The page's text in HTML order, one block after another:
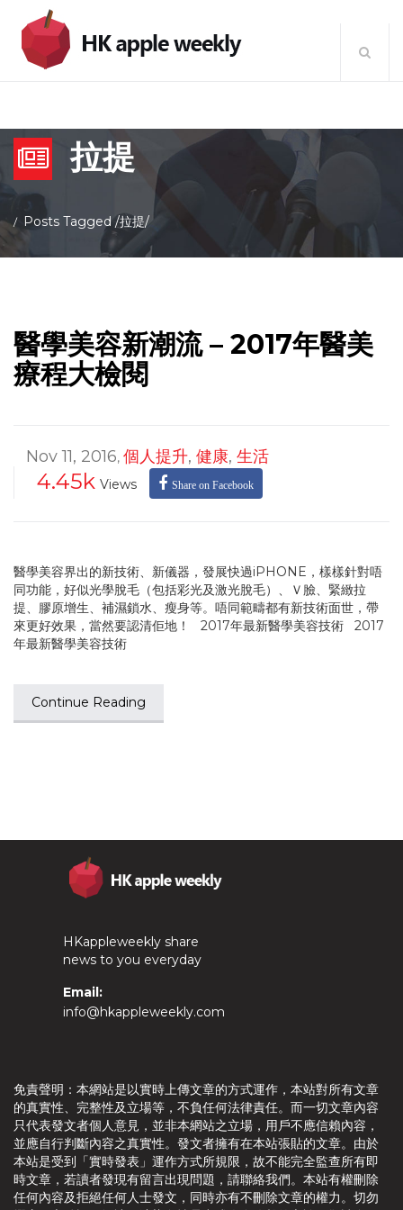
拉提
Posts Tagged/拉提/
醫學美容新潮流 – 2017年醫美
療程大檢閱
Nov 11, 2016, 個人提升, 健康, 生活
4.45k Views Share on Facebook
醫學美容界出的新技術、新儀器，發展快過iPHONE，樣樣針對唔
同功能，好似光學脫毛（包括彩光及激光脫毛）、Ｖ臉、緊緻拉
提、膠原增生、補濕鎖水、瘦身等。唔同範疇都有新技術面世，帶
來更好效果，當然要認清佢地！ 2017年最新醫學美容技術 2017
年最新醫學美容技術
Continue Reading
HKappleweekly share
news to you everyday
Email:
info@hkappleweekly.com
免責聲明：本網站是以實時上傳文章的方式運作，本站對所有文章
的真實性、完整性及立場等，不負任何法律責任。而一切文章內容
只代表發文者個人意見，並非本網站之立場，用戶不應信賴內容，
並應自行判斷內容之真實性。發文者擁有在本站張貼的文章。由於
本站是受到「實時發表」運作方式所規限，故不能完全監查所有即
時文章，若讀者發現有留言出現問題，請聯絡我們。本站有權刪除
任何內容及拒絕任何人士發文，同時亦有不刪除文章的權力。切勿